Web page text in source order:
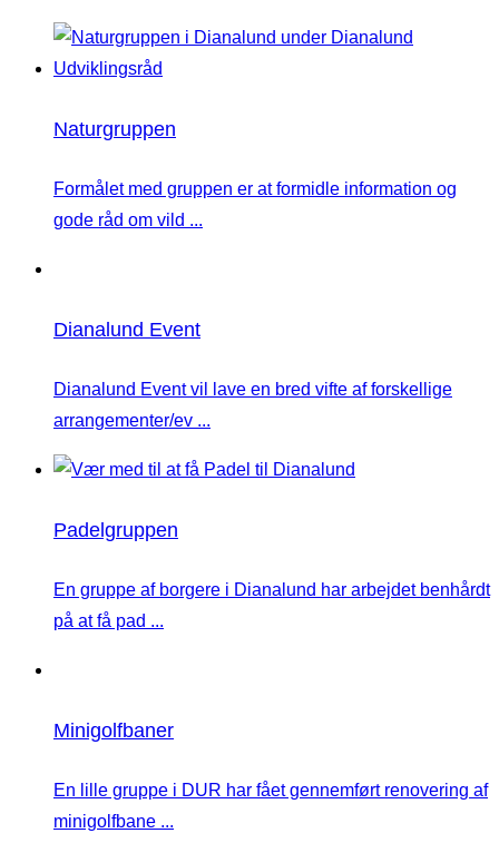
Naturgruppen
Formålet med gruppen er at formidle information og
gode råd om vild ...
Dianalund Event
Dianalund Event vil lave en bred vifte af forskellige
arrangementer/ev ...
Padelgruppen
En gruppe af borgere i Dianalund har arbejdet benhårdt
på at få pad ...
Minigolfbaner
En lille gruppe i DUR har fået gennemført renovering af
minigolfbane ...